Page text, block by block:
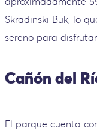
Skradinski Buk, lo
sereno para
Cañón del
El parque cuenta